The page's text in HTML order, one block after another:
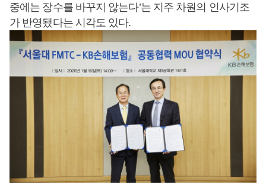
중에는 장수를 바꾸지 않는다’는 지주 차원의 인사기조
가 반영됐다는 시각도 있다.